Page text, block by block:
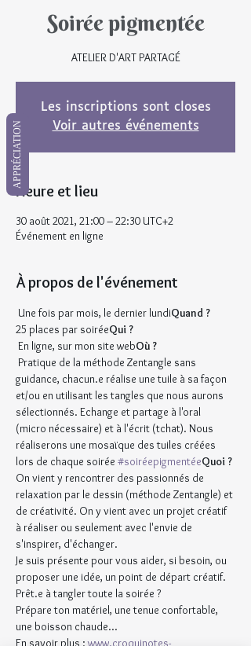
Soirée pigmentée
ATELIER D'ART PARTAGÉ
Les inscriptions sont closes
Voir autres événements
Heure et lieu
30 août 2021, 21:00 – 22:30 UTC+2
Événement en ligne
À propos de l'événement
Une fois par mois, le dernier lundiQuand ?
25 places par soiréeQui ?
En ligne, sur mon site webOù ?
guidance, chacun.e réalise une tuile à sa façon
et/ou en utilisant les tangles que nous aurons
sélectionnés. Echange et partage à l'oral
(micro nécessaire) et à l'écrit (tchat). Nous
réaliserons une mosaïque des tuiles créées
lors de chaque soirée #soiréepigmentéeQuoi ?
On vient y rencontrer des passionnés de
relaxation par le dessin (méthode Zentangle) et
de créativité. On y vient avec un projet créatif
à réaliser ou seulement avec l'envie de
s'inspirer, d'échanger.
Je suis présente pour vous aider, si besoin, ou
proposer une idée, un point de départ créatif.
Prêt.e à tangler toute la soirée ?
Prépare ton matériel, une tenue confortable,
une boisson chaude...
APPRÉCIATION